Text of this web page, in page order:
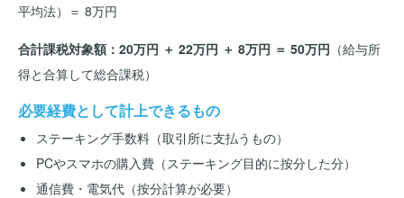
平均法）＝ 8万円
合計課税対象額：20万円 ＋ 22万円 ＋ 8万円 ＝ 50万円 （給与所
得と合算して総合課税）
必要経費として計上できるもの
ステーキング手数料（取引所に支払うもの）
PCやスマホの購入費（ステーキング目的に按分した分）
通信費・電気代（按分計算が必要）